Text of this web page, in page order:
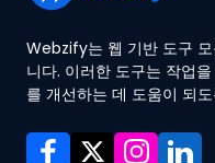
Webzify는 웹 기반 도구
니다. 이러한 도구는 작업
를 개선하는 데 도움이 되